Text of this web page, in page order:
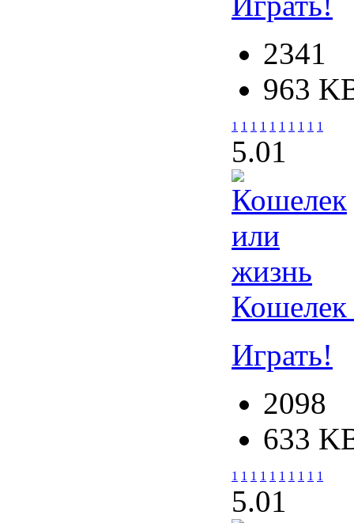
2341
963
1 1 1 1 1 1 1 1 1 1
5.01
Играть!
2098
633
1 1 1 1 1 1 1 1 1 1
5.01